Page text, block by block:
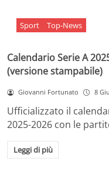
Sport Top-News
Calendario Serie A
(versione stampabile)
Giovanni Fortunato 8
Ufficializzato il
2025-2026 con le
Leggi di più